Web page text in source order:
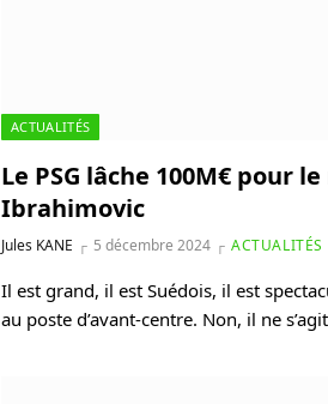
ACTUALITÉS
Le PSG lâche 100M€ pour
Ibrahimovic
Jules KANE 5 décembre 2024 ACTUALITÉS
Il est grand, il est Suédois, il est
au poste d’avant-centre. Non, il ne